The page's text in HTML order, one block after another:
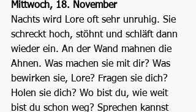
Mittwoch, 18. November
Nachts wird Lore oft sehr unruhig. Sie
schreckt hoch, stöhnt und schläft dann
wieder ein. An der Wand mahnen die
Ahnen. Was machen sie mit dir? Was
bewirken sie, Lore? Fragen sie dich?
Holen sie dich? Wo bist du, wie weit
bist du schon weg? Sprechen kannst